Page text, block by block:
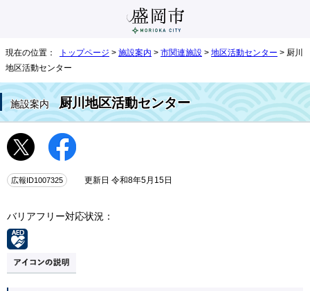
現在の位置： トップページ > 施設案内 > 市関連施設 > 地区活動センター > 厨川
地区活動センター
施設案内 厨川地区活動センター
広報ID1007325 更新日 令和8年5月15日
バリアフリー対応状況：